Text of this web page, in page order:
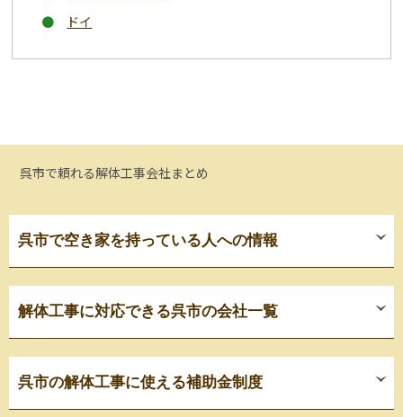
ドイ
呉市で頼れる解体工事会社まとめ
呉市で空き家を持っている人への情報
解体工事に対応できる呉市の会社一覧
呉市の解体工事に使える補助金制度